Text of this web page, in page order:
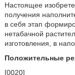
Настоящее
получения
в себя этап
нетабачной
изготовления, в
Положительные
[0020]